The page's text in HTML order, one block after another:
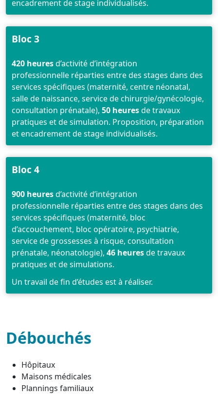
encadrement de stage individualisés.
Bloc 3
420 heuresd’activité d’intégration
professionnelle réparties entre des stages dans des
services spécifiques (maternité, centre néonatal,
salle de naissance, service de chirurgie/gynécologie,
consultation prénatale), 50 heuresde travaux
pratiques et de simulation. Proposition, préparation
et encadrement de stage individualisés.
Bloc 4
900 heuresd’activité d’intégration
professionnelle réparties entre des stages dans des
services spécifiques (maternité, bloc
d’accouchement, bloc opératoire, psychiatrie,
service de grossesses à risque, consultation
prénatale, néonatologie), 46 heuresde travaux
pratiques et de simulations.
Un travail de fin d’études est à réaliser.
Débouchés
Hôpitaux
Maisons médicales
Plannings familiaux